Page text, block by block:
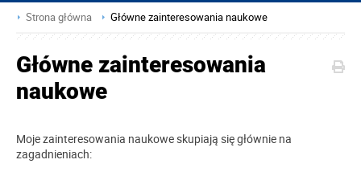
Strona główna Główne zainteresowania naukowe
Główne zainteresowania
naukowe
Moje zainteresowania naukowe skupiają się głównie na
zagadnieniach: